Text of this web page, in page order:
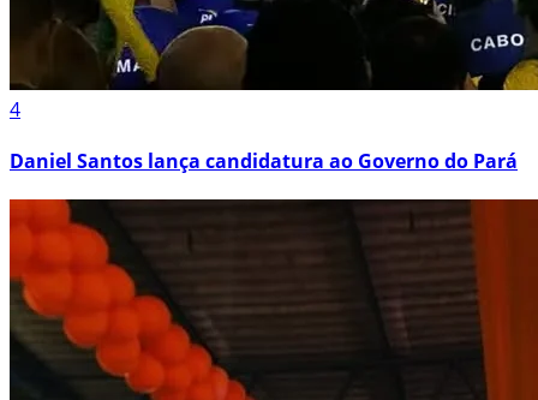
4
Daniel Santos lança candidatura ao Governo do Pará